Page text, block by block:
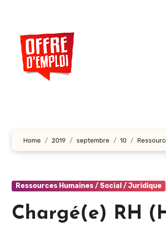
contenu
principal
Home 2019 septembre 10
Ressources Humaines / Social / Juridique
Chargé(e) RH